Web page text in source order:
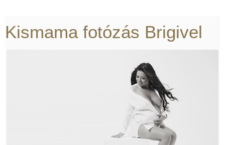
Kismama fotózás Brigivel